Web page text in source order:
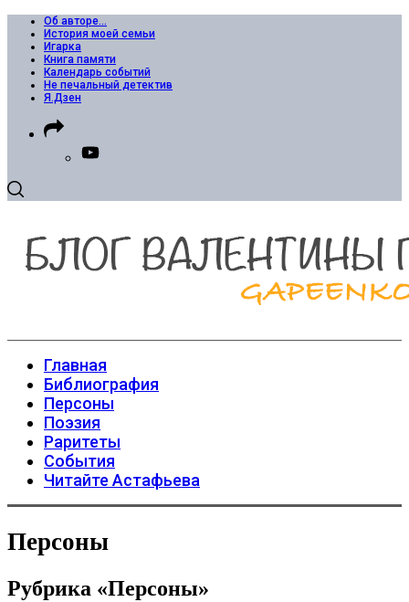
Об авторе…
История моей семьи
Игарка
Книга памяти
Календарь событий
Не печальный детектив
Я.Дзен
Главная
Библиография
Персоны
Поэзия
Раритеты
События
Читайте Астафьева
Персоны
Рубрика «Персоны»